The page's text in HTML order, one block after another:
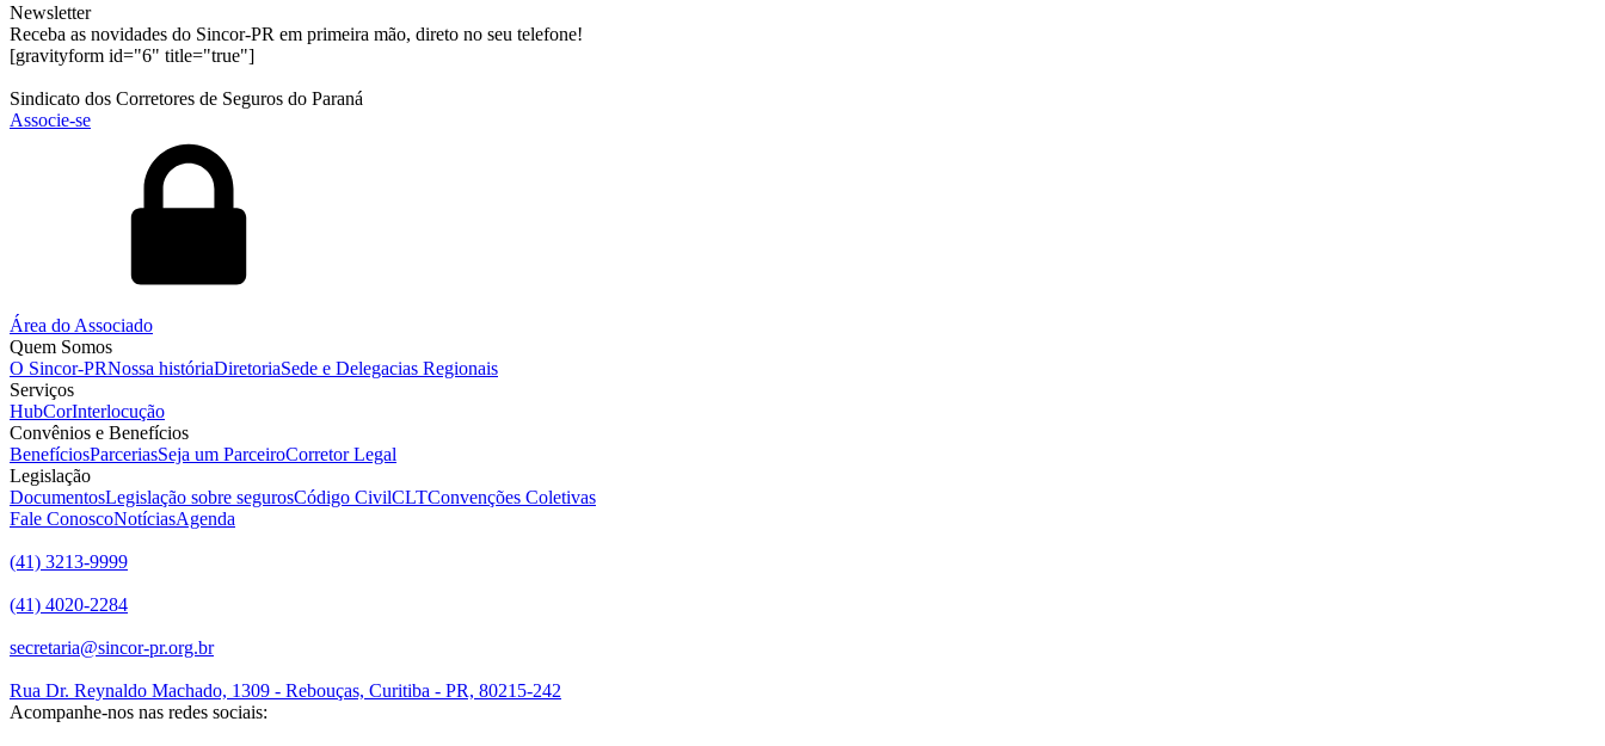
Newsletter
Receba as novidades do Sincor-PR em primeira mão, direto no seu telefone!
[gravityform id="6" title="true"]
Sindicato dos Corretores de Seguros do Paraná
Associe-se
Área do Associado
Quem Somos
O Sincor-PRNossa históriaDiretoriaSede e Delegacias Regionais
Serviços
HubCorInterlocução
Convênios e Benefícios
BenefíciosParceriasSeja um ParceiroCorretor Legal
Legislação
DocumentosLegislação sobre segurosCódigo CivilCLTConvenções Coletivas
Fale ConoscoNotíciasAgenda
(41) 3213-9999
(41) 4020-2284
secretaria@sincor-pr.org.br
Rua Dr. Reynaldo Machado, 1309 - Rebouças, Curitiba - PR, 80215-242
Acompanhe-nos nas redes sociais: